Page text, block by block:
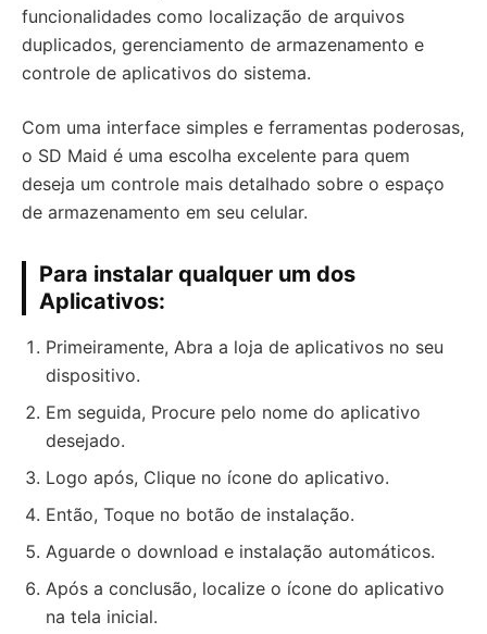
funcionalidades como localização de arquivos
duplicados, gerenciamento de armazenamento e
controle de aplicativos do sistema.
Com uma interface simples e ferramentas poderosas,
o SD Maid é uma escolha excelente para quem
deseja um controle mais detalhado sobre o espaço
de armazenamento em seu celular.
Para instalar qualquer um dos
Aplicativos:
Primeiramente, Abra a loja de aplicativos no seu
dispositivo.
Em seguida, Procure pelo nome do aplicativo
desejado.
Logo após, Clique no ícone do aplicativo.
Então, Toque no botão de instalação.
Aguarde o download e instalação automáticos.
Após a conclusão, localize o ícone do aplicativo
na tela inicial.